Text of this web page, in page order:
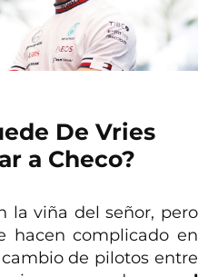
De Vries
a Checo?
la viña del señor, pero
hacen complicado en
de pilotos entre